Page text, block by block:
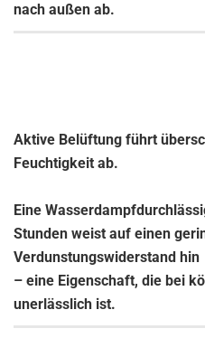
nach außen ab.
Aktive Belüftung führt
Feuchtigkeit ab.
Eine
Stunden weist auf einen
Verdunstungswiderstand hin
– eine Eigenschaft, die bei
unerlässlich ist.